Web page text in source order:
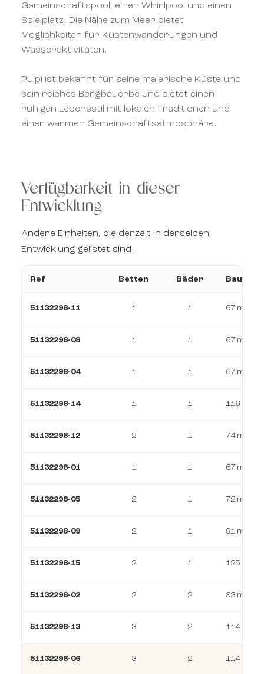
Gemeinschaftspool, einen Whirlpool und einen
Spielplatz. Die Nähe zum Meer bietet
Möglichkeiten für Küstenwanderungen und
Wasseraktivitäten.
Pulpí ist bekannt für seine malerische Küste und
sein reiches Bergbauerbe und bietet einen
ruhigen Lebensstil mit lokalen Traditionen und
einer warmen Gemeinschaftsatmosphäre.
Verfügbarkeit in dieser
Entwicklung
Andere Einheiten, die derzeit in derselben
Entwicklung gelistet sind.
Ref Betten Bäder Baujahr
51132298-11 1 1 67 m²
51132298-08 1 1 67 m²
51132298-04 1 1 67 m²
51132298-14 1 1 116 m²
51132298-12 2 1 74 m²
51132298-01 1 1 67 m²
51132298-05 2 1 72 m²
51132298-09 2 1 81 m²
51132298-15 2 1 125 m²
51132298-02 2 2 93 m²
51132298-13 3 2 114 m²
51132298-06 3 2 114 m²